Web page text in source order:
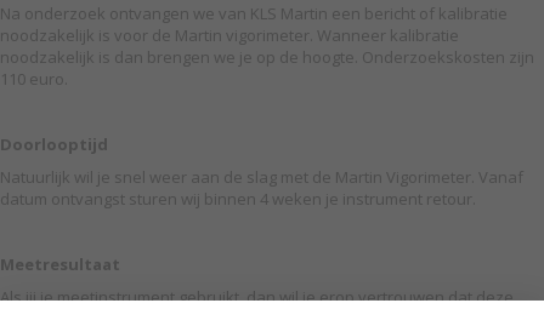
Na onderzoek ontvangen we van KLS Martin een bericht of kalibratie
noodzakelijk is voor de Martin vigorimeter. Wanneer kalibratie
noodzakelijk is dan brengen we je op de hoogte. Onderzoekskosten zijn
110 euro.
Doorlooptijd
Natuurlijk wil je snel weer aan de slag met de Martin Vigorimeter. Vanaf
datum ontvangst sturen wij binnen 4 weken je instrument retour.
Meetresultaat
Als jij je meetinstrument gebruikt, dan wil je erop vertrouwen dat deze